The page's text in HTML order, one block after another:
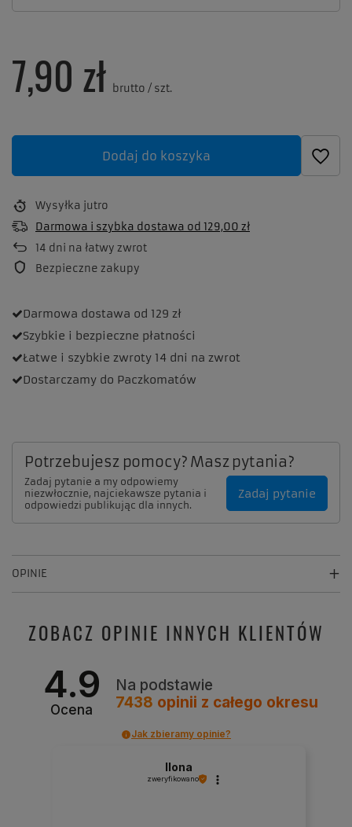
7,90 zł brutto / szt.
Dodaj do koszyka
Wysyłka jutro
Darmowa i szybka dostawa od 129,00 zł
14 dni na łatwy zwrot
Bezpieczne zakupy
Darmowa dostawa od 129 zł
Szybkie i bezpieczne płatności
Łatwe i szybkie zwroty 14 dni na zwrot
Dostarczamy do Paczkomatów
Potrzebujesz pomocy? Masz pytania?
Zadaj pytanie a my odpowiemy
niezwłocznie, najciekawsze pytania i
odpowiedzi publikując dla innych.
Zadaj pytanie
OPINIE
ZOBACZ OPINIE INNYCH KLIENTÓW
4.9
Ocena
Na podstawie
7438 opinii z całego okresu
Jak zbieramy opinie?
Ilona
zweryfikowano